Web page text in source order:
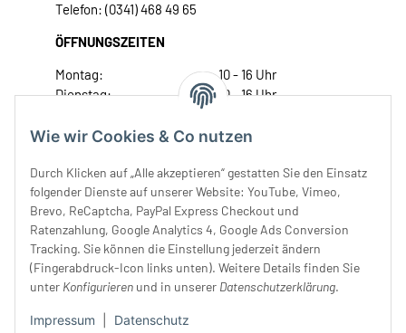
Wie wir Cookies & Co nutzen
Durch Klicken auf „Alle akzeptieren“ gestatten Sie den Einsatz
folgender Dienste auf unserer Website: YouTube, Vimeo,
Brevo, ReCaptcha, PayPal Express Checkout und
Ratenzahlung, Google Analytics 4, Google Ads Conversion
Tracking. Sie können die Einstellung jederzeit ändern
(Fingerabdruck-Icon links unten). Weitere Details finden Sie
unter Konfigurieren und in unserer Datenschutzerklärung.
Impressum Datenschutz
Telefon: (0341) 468 49 65
ÖFFNUNGSZEITEN
Montag:
10 - 16 Uhr
Dienstag:
10 - 16 Uhr
Donnerstag:
10 - 18 Uhr
Samstag:
10 - 14 Uhr
Unser Service
Rechtliches